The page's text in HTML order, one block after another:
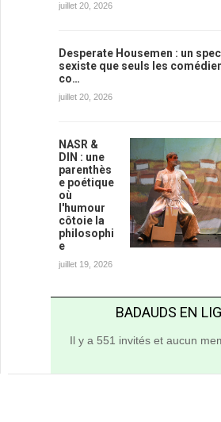
juillet 20, 2026
Desperate Housemen : un
sexiste que seuls les
co…
juillet 20, 2026
NASR &
DIN : une
parenthès
e poétique
où
l'humour
côtoie la
philosophi
e
juillet 19, 2026
BADAUDS EN
Il y a 551 invités et aucun